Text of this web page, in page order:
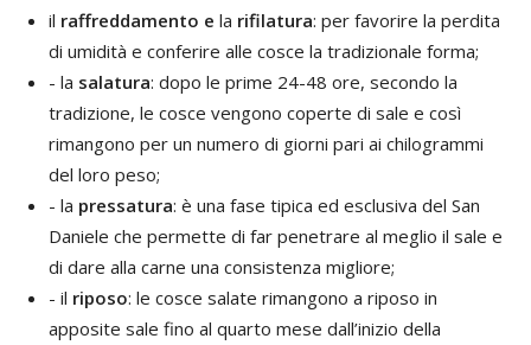
il raffreddamento e la rifilatura: per favorire la perdita
di umidità e conferire alle cosce la tradizionale forma;
- la salatura: dopo le prime 24-48 ore, secondo la
tradizione, le cosce vengono coperte di sale e così
rimangono per un numero di giorni pari ai chilogrammi
del loro peso;
- la pressatura: è una fase tipica ed esclusiva del San
Daniele che permette di far penetrare al meglio il sale e
di dare alla carne una consistenza migliore;
- il riposo: le cosce salate rimangono a riposo in
apposite sale fino al quarto mese dall’inizio della